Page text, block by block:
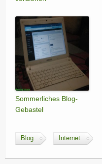
Sommerliches Blog-
Gebastel
Blog Internet